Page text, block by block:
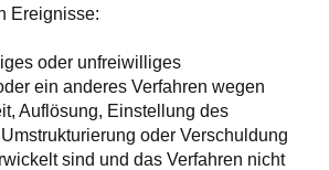
Ereignisse:
oder unfreiwilliges
ein anderes Verfahren wegen
Auflösung, Einstellung des
oder Verschuldung
sind und das Verfahren nicht